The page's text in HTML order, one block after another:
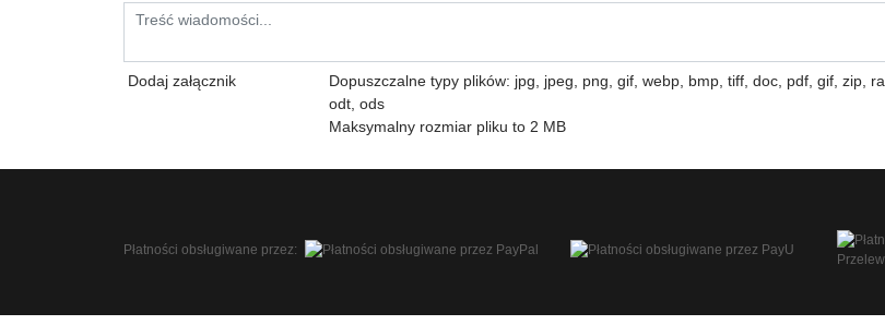
Dodaj załącznik
Dopuszczalne typy plików: jpg, jpeg, png, gif, webp, bmp, tiff, doc, pdf, gif, zip,
odt, ods
Maksymalny rozmiar pliku to 2 MB
Płatności obsługiwane przez: